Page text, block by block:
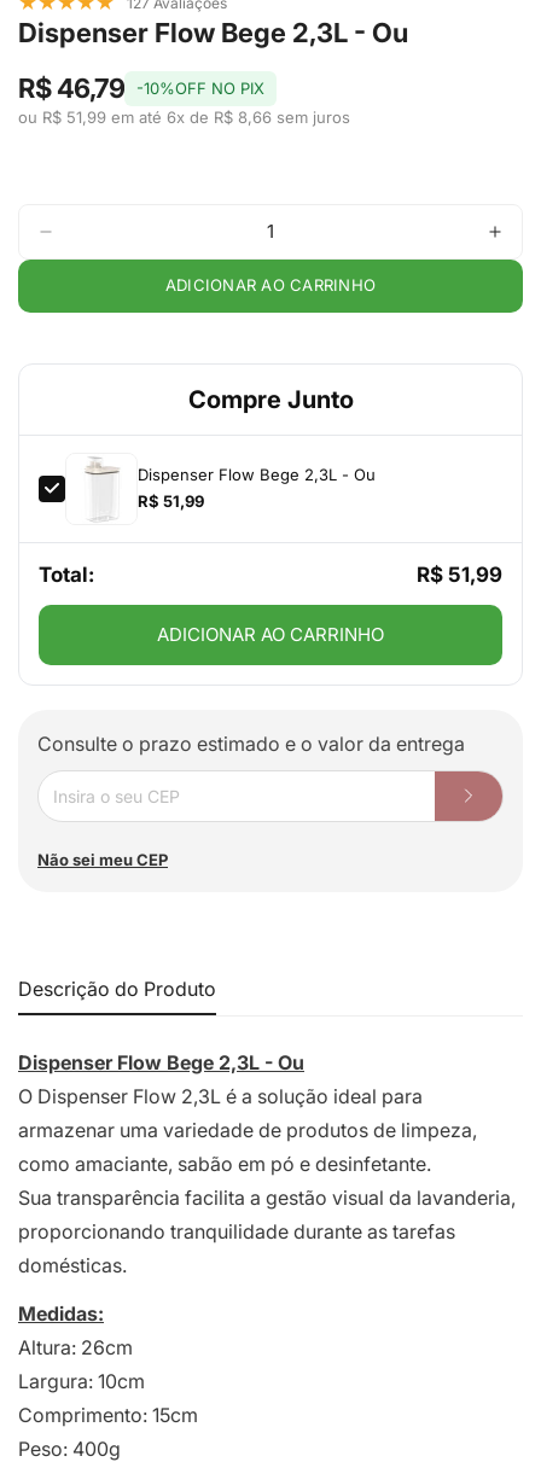
Dispenser Flow Bege 2,3L - Ou
R$ 46,79
-10%OFF NO PIX
ou R$ 51,99 em até 6x de R$ 8,66 sem juros
ADICIONAR AO CARRINHO
Compre Junto
Dispenser Flow Bege 2,3L - Ou
R$ 51,99
Total: R$ 51,99
ADICIONAR AO CARRINHO
Consulte o prazo estimado e o valor da entrega
Não sei meu CEP
Descrição do Produto
Dispenser Flow Bege 2,3L - Ou
O Dispenser Flow 2,3L é a solução ideal para
armazenar uma variedade de produtos de limpeza,
como amaciante, sabão em pó e desinfetante.
Sua transparência facilita a gestão visual da lavanderia,
proporcionando tranquilidade durante as tarefas
domésticas.
Medidas:
Altura: 26cm
Largura: 10cm
Comprimento: 15cm
Peso: 400g